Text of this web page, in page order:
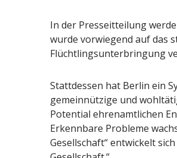
In der Presseitteilung
wurde vorwiegend auf das
Flüchtlingsunterbringung
Stattdessen hat Berlin ein
gemeinnützige und
Potential ehrenamtlichen
Erkennbare Probleme
Gesellschaft“ entwickelt